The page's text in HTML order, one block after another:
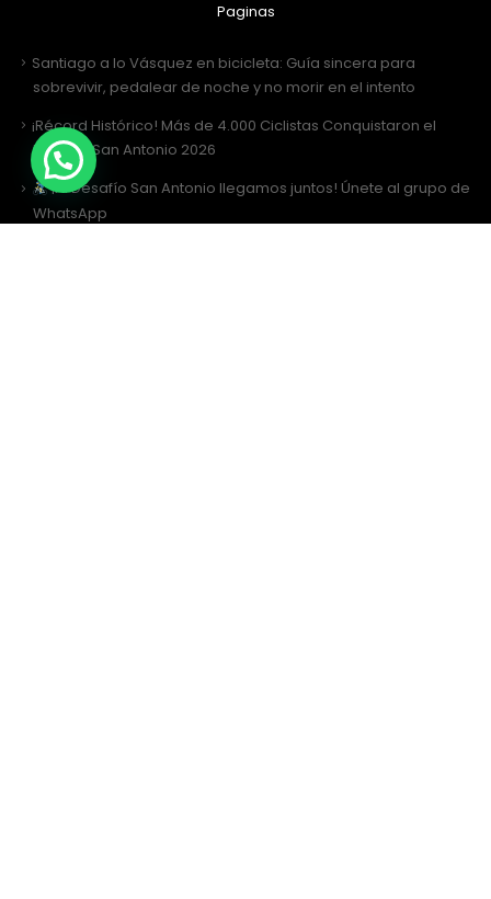
Paginas
Santiago a lo Vásquez en bicicleta: Guía sincera para
sobrevivir, pedalear de noche y no morir en el intento
¡Récord Histórico! Más de 4.000 Ciclistas Conquistaron el
Desafío San Antonio 2026
¡Al Desafío San Antonio llegamos juntos! Únete al grupo de
WhatsApp